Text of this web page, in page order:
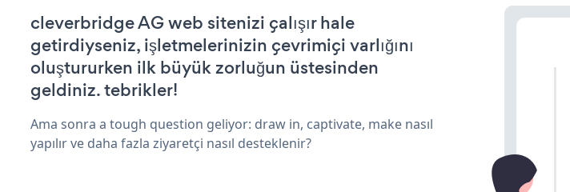
cleverbridge AG web sitenizi çalışır hale
getirdiyseniz, işletmelerinizin çevrimiçi varlığını
oluştururken ilk büyük zorluğun üstesinden
geldiniz. tebrikler!
Ama sonra a tough question geliyor: draw in, captivate, make nasıl
yapılır ve daha fazla ziyaretçi nasıl desteklenir?